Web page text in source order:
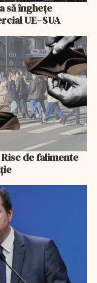
să înghețe
UE–SUA
de falimente